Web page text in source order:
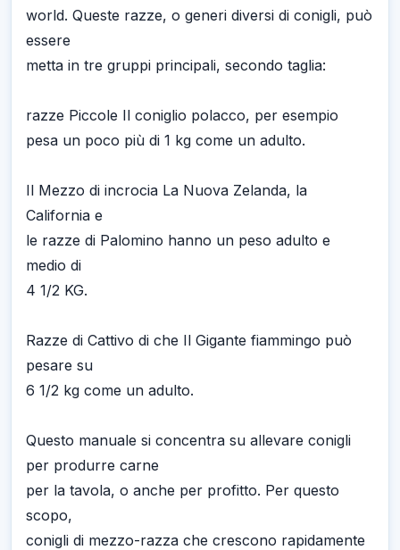
world. Queste razze, o generi diversi di conigli, può
essere
metta in tre gruppi principali, secondo taglia:
razze Piccole Il coniglio polacco, per esempio
pesa un poco più di 1 kg come un adulto.
Il Mezzo di incrocia La Nuova Zelanda, la
California e
le razze di Palomino hanno un peso adulto e
medio di
4 1/2 KG.
Razze di Cattivo di che Il Gigante fiammingo può
pesare su
6 1/2 kg come un adulto.
Questo manuale si concentra su allevare conigli
per produrre carne
per la tavola, o anche per profitto. Per questo
scopo,
conigli di mezzo-razza che crescono rapidamente